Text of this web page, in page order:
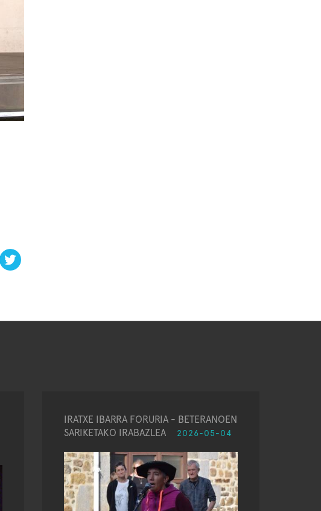
IRATXE IBARRA FORURIA - BETERANOEN
SARIKETAKO IRABAZLEA
2026-05-04